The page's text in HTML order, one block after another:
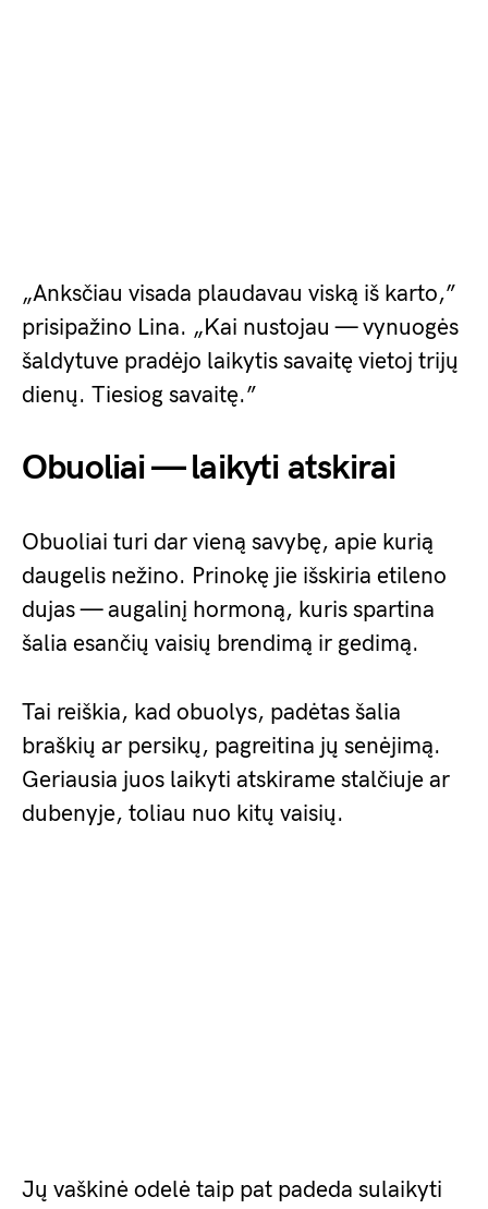
„Anksčiau visada plaudavau viską iš karto,”
prisipažino Lina. „Kai nustojau — vynuogės
šaldytuve pradėjo laikytis savaitę vietoj trijų
dienų. Tiesiog savaitę.”
Obuoliai — laikyti atskirai
Obuoliai turi dar vieną savybę, apie kurią
daugelis nežino. Prinokę jie išskiria etileno
dujas — augalinį hormoną, kuris spartina
šalia esančių vaisių brendimą ir gedimą.
Tai reiškia, kad obuolys, padėtas šalia
braškių ar persikų, pagreitina jų senėjimą.
Geriausia juos laikyti atskirame stalčiuje ar
dubenyje, toliau nuo kitų vaisių.
Jų vaškinė odelė taip pat padeda sulaikyti